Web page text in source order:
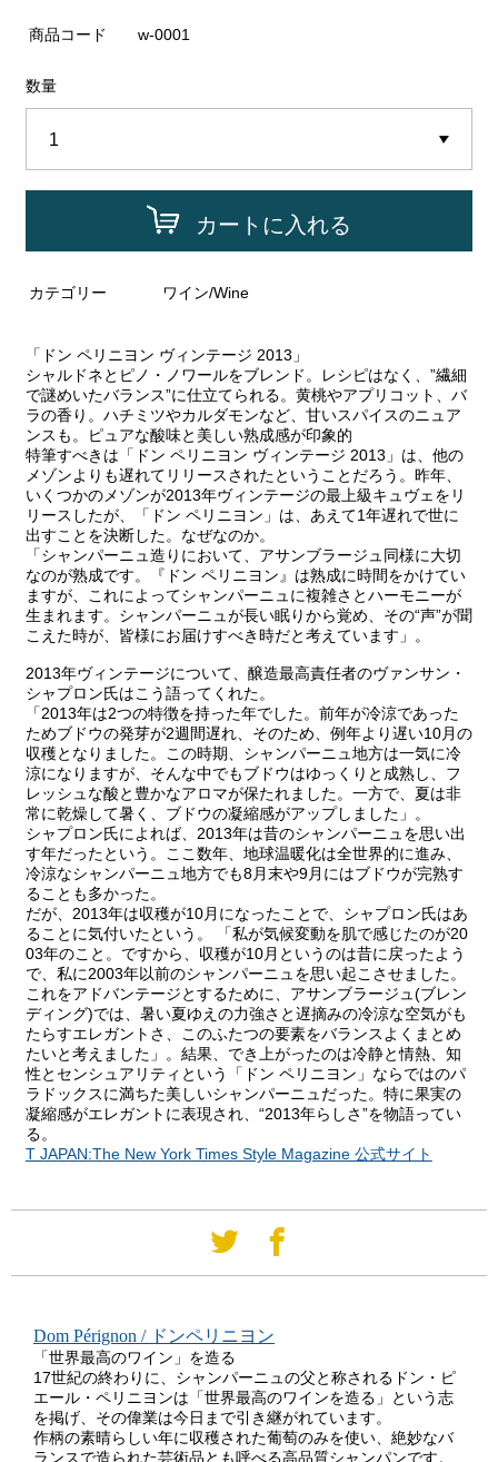
商品コード w-0001
数量
カートに入れる
カテゴリー ワイン/Wine
「ドン ペリニヨン ヴィンテージ 2013」
シャルドネとピノ・ノワールをブレンド。レシピはなく、”繊細
で謎めいたバランス”に仕立てられる。黄桃やアプリコット、バ
ラの香り。ハチミツやカルダモンなど、甘いスパイスのニュア
ンスも。ピュアな酸味と美しい熟成感が印象的
特筆すべきは「ドン ペリニヨン ヴィンテージ 2013」は、他の
メゾンよりも遅れてリリースされたということだろう。昨年、
いくつかのメゾンが2013年ヴィンテージの最上級キュヴェをリ
リースしたが、「ドン ペリニヨン」は、あえて1年遅れで世に
出すことを決断した。なぜなのか。
「シャンパーニュ造りにおいて、アサンブラージュ同様に大切
なのが熟成です。『ドン ペリニヨン』は熟成に時間をかけてい
ますが、これによってシャンパーニュに複雑さとハーモニーが
生まれます。シャンパーニュが長い眠りから覚め、その“声”が聞
こえた時が、皆様にお届けすべき時だと考えています」。
2013年ヴィンテージについて、醸造最高責任者のヴァンサン・
シャプロン氏はこう語ってくれた。
「2013年は2つの特徴を持った年でした。前年が冷涼であった
ためブドウの発芽が2週間遅れ、そのため、例年より遅い10月の
収穫となりました。この時期、シャンパーニュ地方は一気に冷
涼になりますが、そんな中でもブドウはゆっくりと成熟し、フ
レッシュな酸と豊かなアロマが保たれました。一方で、夏は非
常に乾燥して暑く、ブドウの凝縮感がアップしました」。
シャプロン氏によれば、2013年は昔のシャンパーニュを思い出
す年だったという。ここ数年、地球温暖化は全世界的に進み、
冷涼なシャンパーニュ地方でも8月末や9月にはブドウが完熟す
ることも多かった。
だが、2013年は収穫が10月になったことで、シャプロン氏はあ
ることに気付いたという。 「私が気候変動を肌で感じたのが20
03年のこと。ですから、収穫が10月というのは昔に戻ったよう
で、私に2003年以前のシャンパーニュを思い起こさせました。
これをアドバンテージとするために、アサンブラージュ(ブレン
ディング)では、暑い夏ゆえの力強さと遅摘みの冷涼な空気がも
たらすエレガントさ、このふたつの要素をバランスよくまとめ
たいと考えました」。結果、でき上がったのは冷静と情熱、知
性とセンシュアリティという「ドン ペリニヨン」ならではのパ
ラドックスに満ちた美しいシャンパーニュだった。特に果実の
凝縮感がエレガントに表現され、“2013年らしさ”を物語ってい
る。
T JAPAN:The New York Times Style Magazine 公式サイト
Dom Pérignon / ドンペリニヨン
「世界最高のワイン」を造る
17世紀の終わりに、シャンパーニュの父と称されるドン・ピ
エール・ペリニヨンは「世界最高のワインを造る」という志
を掲げ、その偉業は今日まで引き継がれています。
作柄の素晴らしい年に収穫された葡萄のみを使い、絶妙なバ
ランスで造られた芸術品とも呼べる高品質シャンパンです。